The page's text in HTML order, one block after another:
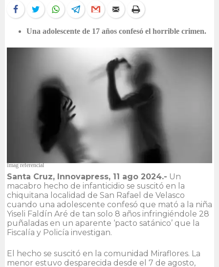
Una adolescente de 17 años confesó el horrible crimen.
Imag referencial
Santa Cruz, Innovapress, 11 ago 2024.- Un
macabro hecho de infanticidio se suscitó en la
chiquitana localidad de San Rafael de Velasco
cuando una adolescente confesó que mató a la niña
Yiseli Faldín Aré de tan solo 8 años infringiéndole 28
puñaladas en un aparente ‘pacto satánico’ que la
Fiscalía y Policía investigan.
El hecho se suscitó en la comunidad Miraflores. La
menor estuvo desparecida desde el 7 de agosto,